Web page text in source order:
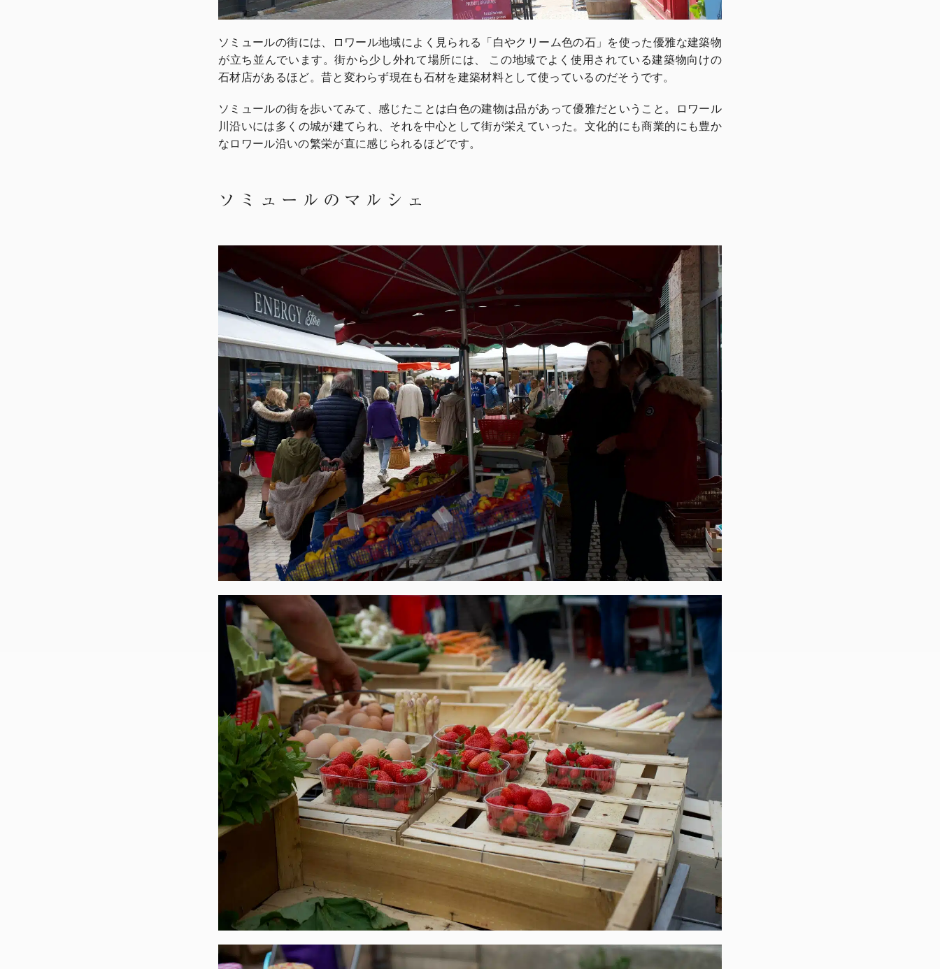
ソミュールの街には、ロワール地域によく見られる「白やクリーム色の石」を使った優雅な建築物
が立ち並んでいます。街から少し外れて場所には、 この地域でよく使用されている建築物向けの
石材店があるほど。昔と変わらず現在も石材を建築材料として使っているのだそうです。
ソミュールの街を歩いてみて、感じたことは白色の建物は品があって優雅だということ。ロワール
川沿いには多くの城が建てられ、それを中心として街が栄えていった。文化的にも商業的にも豊か
なロワール沿いの繁栄が直に感じられるほどです。
ソミュールのマルシェ